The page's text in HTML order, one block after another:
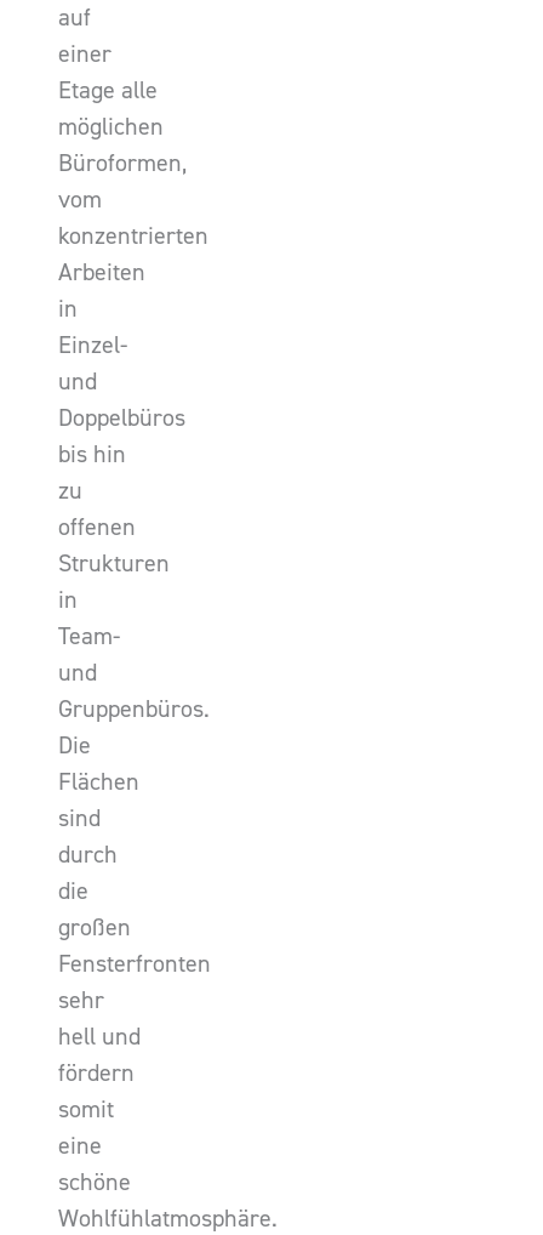
auf
einer
Etage alle
möglichen
Büroformen,
vom
konzentrierten
Arbeiten
in
Einzel-
und
Doppelbüros
bis hin
zu
offenen
Strukturen
in
Team-
und
Gruppenbüros.
Die
Flächen
sind
durch
die
großen
Fensterfronten
sehr
hell und
fördern
somit
eine
schöne
Wohlfühlatmosphäre.